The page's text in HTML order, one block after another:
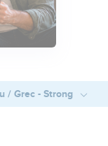
/ Grec - Strong